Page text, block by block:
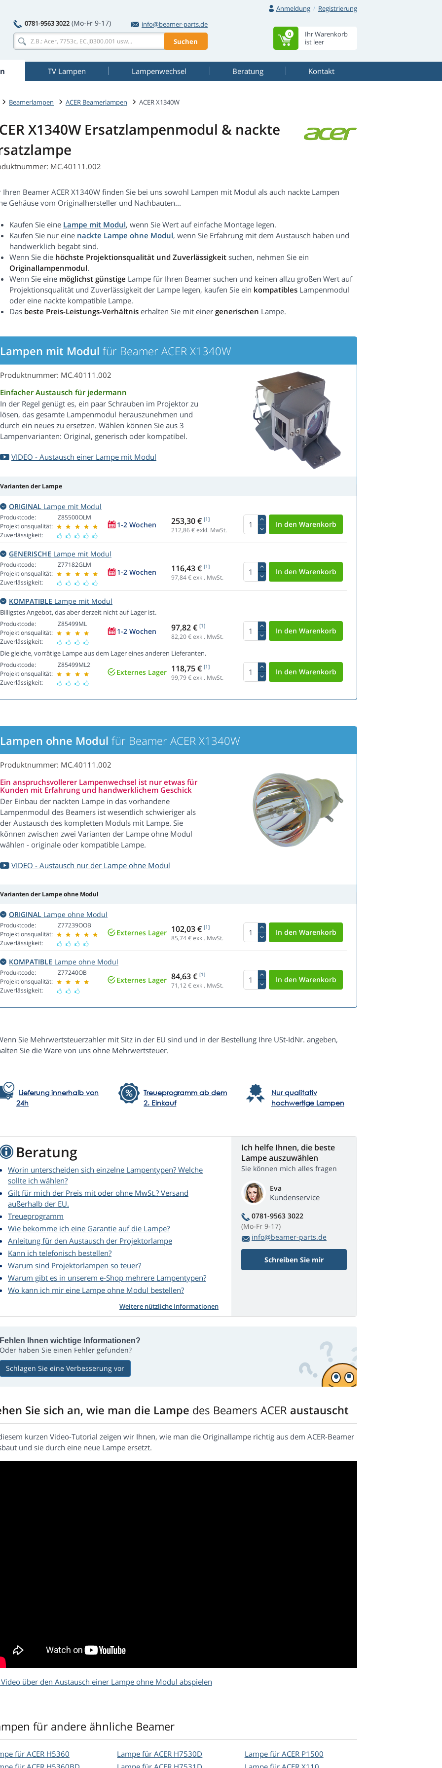
Anmeldung
Registrierung
0781-9563 3022 (Mo-Fr 9-17)
info@beamer-parts.de
Suchen
Ihr Warenkorb
ist leer
0
TV Lampen Lampenwechsel Beratung Kontakt
Beamerlampen ACER Beamerlampen ACER X1340W
X1340W Ersatzlampenmodul & nackte
MC.40111.002
Ihren Beamer ACER X1340W finden Sie bei uns sowohl Lampen mit Modul als auch nackte Lampen
Gehäuse vom Originalhersteller und Nachbauten...
Kaufen Sie eine Lampe mit Modul, wenn Sie Wert auf einfache Montage legen.
Kaufen Sie nur eine nackte Lampe ohne Modul, wenn Sie Erfahrung mit dem Austausch haben und
handwerklich begabt sind.
Wenn Sie die höchste Projektionsqualität und Zuverlässigkeit suchen, nehmen Sie ein
Originallampenmodul.
Wenn Sie eine möglichst günstige Lampe für Ihren Beamer suchen und keinen allzu großen Wert auf
Projektionsqualität und Zuverlässigkeit der Lampe legen, kaufen Sie ein kompatibles Lampenmodul
oder eine nackte kompatible Lampe.
Das beste Preis-Leistungs-Verhältnis erhalten Sie mit einer generischen Lampe.
Lampen mit Modul für Beamer ACER X1340W
Produktnummer: MC.40111.002
Einfacher Austausch für jedermann
In der Regel genügt es, ein paar Schrauben im Projektor zu
lösen, das gesamte Lampenmodul herauszunehmen und
durch ein neues zu ersetzen. Wählen können Sie aus 3
Lampenvarianten: Original, generisch oder kompatibel.
VIDEO - Austausch einer Lampe mit Modul
Varianten der Lampe
ORIGINAL Lampe mit Modul
Produktcode:
Projektionsqualität:
Zuverlässigkeit:
Z85500OLM
1-2 Wochen 253,30 € [1]
212,86€ exkl. MwSt.
GENERISCHE Lampe mit Modul
Produktcode:
Projektionsqualität:
Zuverlässigkeit:
Z77182GLM
1-2 Wochen 116,43 € [1]
97,84€ exkl. MwSt.
KOMPATIBLE Lampe mit Modul
Billigstes Angebot, das aber derzeit nicht auf Lager ist.
Produktcode:
Projektionsqualität:
Zuverlässigkeit:
Z85499ML
1-2 Wochen 97,82 € [1]
82,20€ exkl. MwSt.
Die gleiche, vorrätige Lampe aus dem Lager eines anderen Lieferanten.
Produktcode:
Projektionsqualität:
Zuverlässigkeit:
Z85499ML2
Externes Lager 118,75 € [1]
99,79€ exkl. MwSt.
Lampen ohne Modul für Beamer ACER X1340W
Produktnummer: MC.40111.002
Ein anspruchsvollerer Lampenwechsel ist nur etwas für
Kunden mit Erfahrung und handwerklichem Geschick
Der Einbau der nackten Lampe in das vorhandene
Lampenmodul des Beamers ist wesentlich schwieriger als
der Austausch des kompletten Moduls mit Lampe. Sie
können zwischen zwei Varianten der Lampe ohne Modul
wählen - originale oder kompatible Lampe.
VIDEO - Austausch nur der Lampe ohne Modul
Varianten der Lampe ohne Modul
ORIGINAL Lampe ohne Modul
Produktcode:
Projektionsqualität:
Zuverlässigkeit:
Z77239OOB
Externes Lager 102,03 € [1]
85,74€ exkl. MwSt.
KOMPATIBLE Lampe ohne Modul
Produktcode:
Projektionsqualität:
Zuverlässigkeit:
Z77240OB
Externes Lager 84,63 € [1]
71,12€ exkl. MwSt.
Sie Mehrwertsteuerzahler mit Sitz in der EU sind und in der Bestellung Ihre USt-IdNr. angeben,
Sie die Ware von uns ohne Mehrwertsteuer.
Lieferung innerhalb von
24h
Treueprogramm ab dem
2. Einkauf
Nur qualitativ
hochwertige Lampen
Beratung
Worin unterscheiden sich einzelne Lampentypen? Welche
sollte ich wählen?
Gilt für mich der Preis mit oder ohne MwSt.? Versand
außerhalb der EU.
Treueprogramm
Wie bekomme ich eine Garantie auf die Lampe?
Anleitung für den Austausch der Projektorlampe
Kann ich telefonisch bestellen?
Warum sind Projektorlampen so teuer?
Warum gibt es in unserem e-Shop mehrere Lampentypen?
Wo kann ich mir eine Lampe ohne Modul bestellen?
Weitere nützliche Informationen
Ich helfe Ihnen, die beste
Lampe auszuwählen
Sie können mich alles fragen
Eva
Kundenservice
0781-9563 3022
(Mo-Fr 9-17)
info@beamer-parts.de
Schreiben Sie mir
Fehlen Ihnen wichtige Informationen?
Oder haben Sie einen Fehler gefunden?
Schlagen Sie eine Verbesserung vor
Sie sich an, wie man die Lampe des Beamers ACER austauscht
kurzen Video-Tutorial zeigen wir Ihnen, wie man die Originallampe richtig aus dem ACER-Beamer
und sie durch eine neue Lampe ersetzt.
Video über den Austausch einer Lampe ohne Modul abspielen
für andere ähnliche Beamer
für ACER H5360
Lampe für ACER H7530D
Lampe für ACER P1500